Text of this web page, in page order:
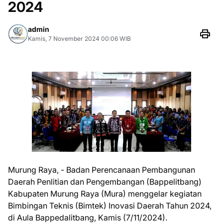
2024
admin
Kamis, 7 November 2024 00:06 WIB
Murung Raya, - Badan Perencanaan Pembangunan
Daerah Penlitian dan Pengembangan (Bappelitbang)
Kabupaten Murung Raya (Mura) menggelar kegiatan
Bimbingan Teknis (Bimtek) Inovasi Daerah Tahun 2024,
di Aula Bappedalitbang, Kamis (7/11/2024).